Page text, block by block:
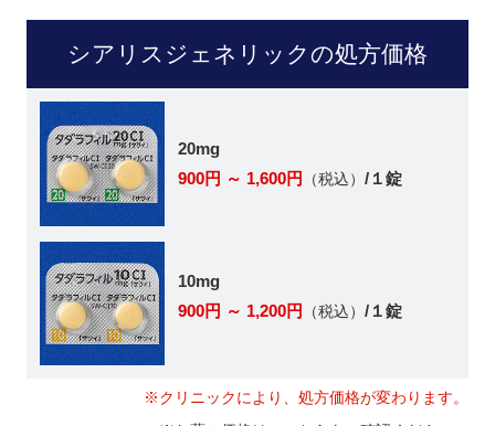
シアリスジェネリックの処方価格
20mg
900円 ～ 1,600円
（税込） /１錠
10mg
900円 ～ 1,200円
（税込） /１錠
※クリニックにより、処方価格が変わります。